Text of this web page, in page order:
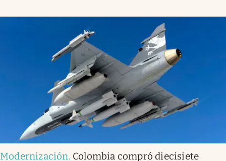
Modernización. Colombia compró diecisiete